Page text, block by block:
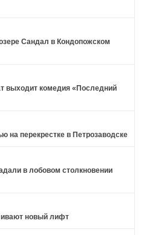
Сандал в Кондопожском
выходит комедия «Последний
на перекрестке в Петрозаводске
в лобовом столкновении
новый лифт